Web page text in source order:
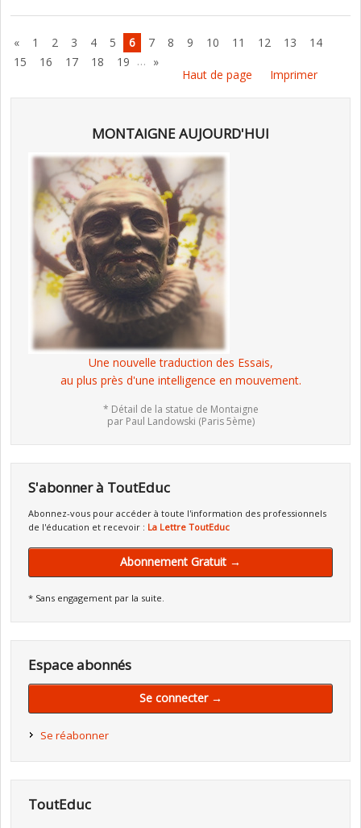
« 1 2 3 4 5 6 7 8 9 10 11 12 13
14
15
16 17 18 19 … »
Haut de page
Imprimer
MONTAIGNE AUJOURD'HUI
Une nouvelle traduction des Essais,
au plus près d'une intelligence en mouvement.
* Détail de la statue de Montaigne
par Paul Landowski (Paris 5ème)
S'abonner à ToutEduc
Abonnez-vous pour accéder à toute l'information des professionnels
de l'éducation et recevoir : La Lettre ToutEduc
Abonnement Gratuit →
* Sans engagement par la suite.
Espace abonnés
Se connecter →
Se réabonner
ToutEduc